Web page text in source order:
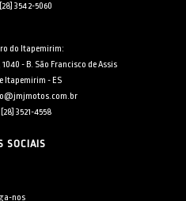
3542-5060
do Itapemirim:
- B. São Francisco de Assis
Itapemirim - ES
3521-4558
SOCIAIS
nos